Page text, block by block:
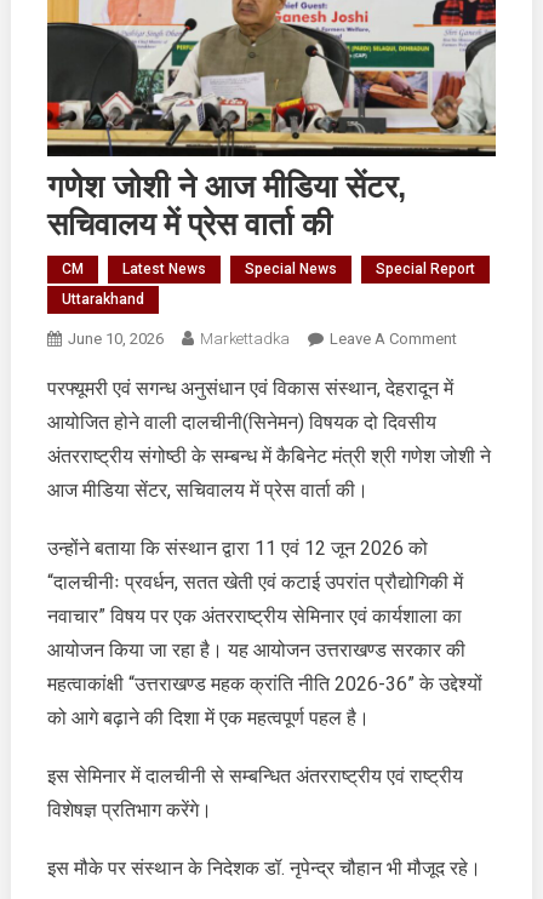
गणेश जोशी ने आज मीडिया सेंटर,
सचिवालय में प्रेस वार्ता की
CM Latest News Special News
Special Report
Uttarakhand
June 10, 2026 Markettadka Leave A CommentOn
आज
प्रेस
वार्ता
की
परफ्यूमरी एवं सगन्ध अनुसंधान एवं विकास संस्थान, देहरादून में
आयोजित होने वाली दालचीनी(सिनेमन) विषयक दो दिवसीय
अंतरराष्ट्रीय संगोष्ठी के सम्बन्ध में कैबिनेट मंत्री श्री गणेश जोशी ने
आज मीडिया सेंटर, सचिवालय में प्रेस वार्ता की।
उन्होंने बताया कि संस्थान द्वारा 11 एवं 12 जून 2026 को
“दालचीनीः प्रवर्धन, सतत खेती एवं कटाई उपरांत प्रौद्योगिकी में
नवाचार” विषय पर एक अंतरराष्ट्रीय सेमिनार एवं कार्यशाला का
आयोजन किया जा रहा है। यह आयोजन उत्तराखण्ड सरकार की
महत्वाकांक्षी “उत्तराखण्ड महक क्रांति नीति 2026-36” के उद्देश्यों
को आगे बढ़ाने की दिशा में एक महत्वपूर्ण पहल है।
इस सेमिनार में दालचीनी से सम्बन्धित अंतरराष्ट्रीय एवं राष्ट्रीय
विशेषज्ञ प्रतिभाग करेंगे।
इस मौके पर संस्थान के निदेशक डॉ. नृपेन्द्र चौहान भी मौजूद रहे।